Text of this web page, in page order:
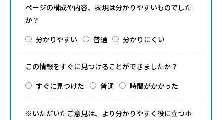
ページの構成や内容、表現は分かりやすいものでした
か？
分かりやすい
普通 分かりにくい
この情報をすぐに見つけることができましたか？
すぐに見つけた
普通 時間がかかった
※いただいたご意見は、より分かりやすく役に立つホ